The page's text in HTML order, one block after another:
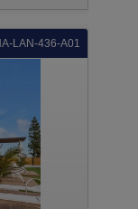
LAN-436-A01